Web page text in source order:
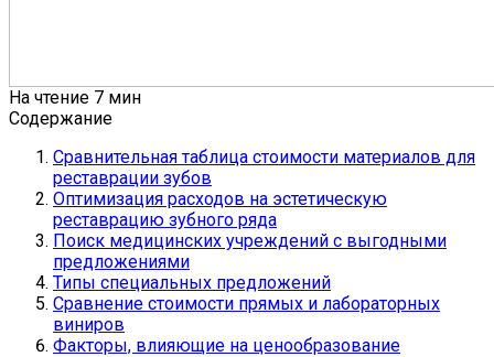
На чтение 7 мин
Содержание
Сравнительная таблица стоимости материалов для
реставрации зубов
Оптимизация расходов на эстетическую
реставрацию зубного ряда
Поиск медицинских учреждений с выгодными
предложениями
Типы специальных предложений
Сравнение стоимости прямых и лабораторных
виниров
Факторы, влияющие на ценообразование